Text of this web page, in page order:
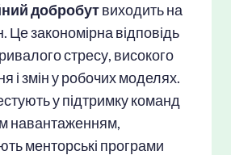
добробутвиходить на
закономірна відповідь
стресу, високого
і змін у робочих моделях.
у підтримку команд
навантаженням,
менторські програми